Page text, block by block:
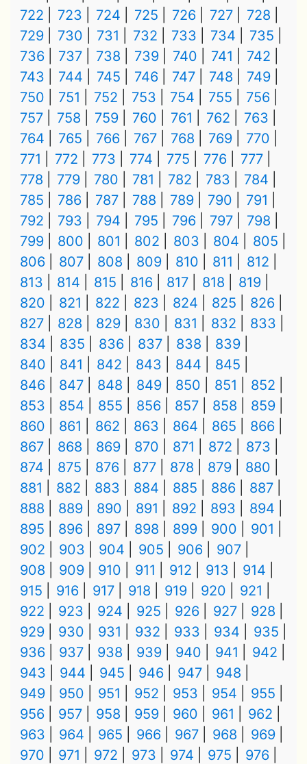
722
723 724 725 726 727
728
729
730 731 732 733 734
735
736
737 738 739 740 741
742
743
744 745 746 747 748
749
750
751 752 753 754 755
756
757
758 759 760 761 762
763
764
765 766 767 768 769
770
771
772 773 774 775 776
777
778
779 780 781 782 783
784
785
786 787 788 789 790
791
792
793 794 795 796 797
798
799
800 801 802 803 804
805
806
807 808 809 810 811
812
813
814 815 816 817 818
819
820
821 822 823 824 825
826
827
828 829 830 831 832
833
834
835 836 837 838
839
840
841 842 843 844
845
846
847 848 849 850 851
852
853
854 855 856 857 858
859
860
861 862 863 864 865
866
867
868 869 870 871 872
873
874
875 876 877 878 879
880
881
882 883 884 885 886
887
888
889 890 891 892 893
894
895
896 897 898 899 900
901
902
903 904 905 906
907
908
909 910 911 912 913
914
915
916 917 918 919 920
921
922
923 924 925 926 927
928
929
930 931 932 933 934
935
936
937 938 939 940 941
942
943
944 945 946 947
948
949
950 951 952 953 954
955
956
957 958 959 960 961
962
963
964 965 966 967 968
969
970
971 972 973 974 975
976